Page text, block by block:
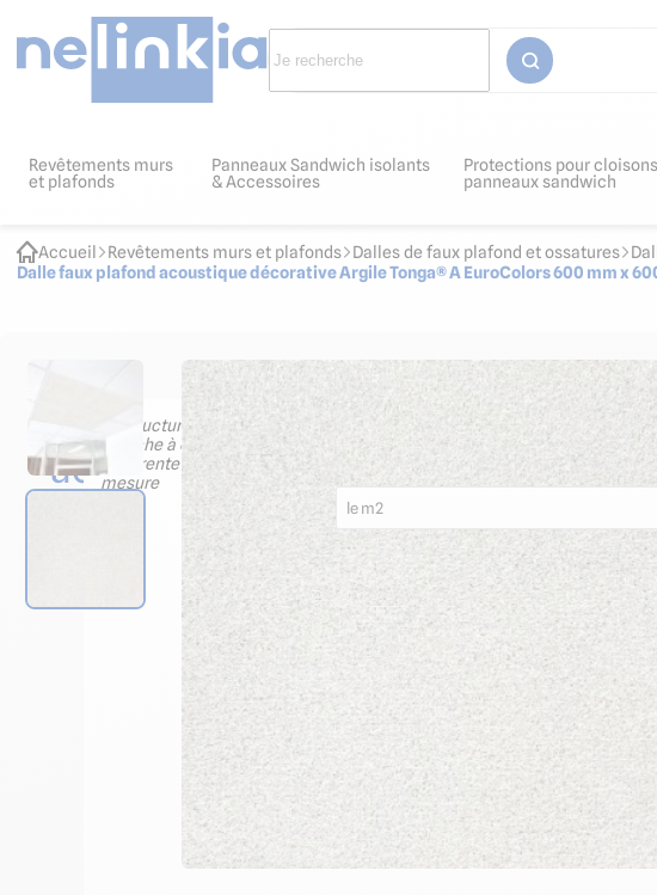
Revêtements murs
et plafonds
Panneaux Sandwich isolants
& Accessoires
Protections pour
panneaux sandwich
Accueil Revêtements murs et plafonds Dalles de faux plafond et ossatures
Dalle faux plafond acoustique décorative Argile Tonga® A EuroColors 600 mm x
accessoires
indispensables
Structure de faux-plafond blanche à
apparente 600 x 600 sur mesure
9.88 € HT 11.85 € TTC
le m2
Nous consulter pour un devis adapté à vos
et répartitions des composants selon
plafond
- Voir le